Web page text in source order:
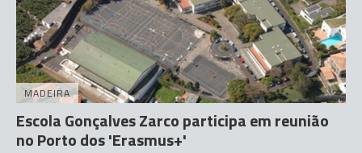
MADEIRA
Escola Gonçalves Zarco participa em reunião
no Porto dos 'Erasmus+'